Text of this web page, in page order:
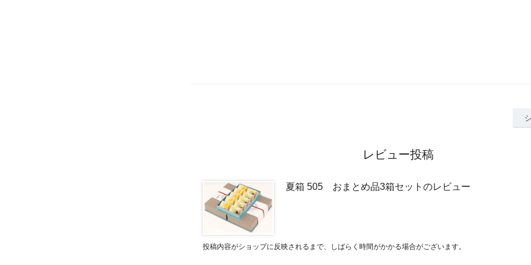
レビュー投稿
夏箱 505 おまとめ品3箱セットのレビュー
投稿内容がショップに反映されるまで、しばらく時間がかかる場合がございます。